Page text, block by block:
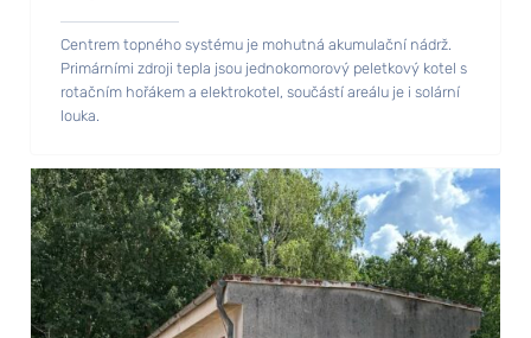
Centrem topného systému je mohutná akumulační nádrž.
Primárními zdroji tepla jsou jednokomorový peletkový kotel s
rotačním hořákem a elektrokotel, součástí areálu je i solární
louka.